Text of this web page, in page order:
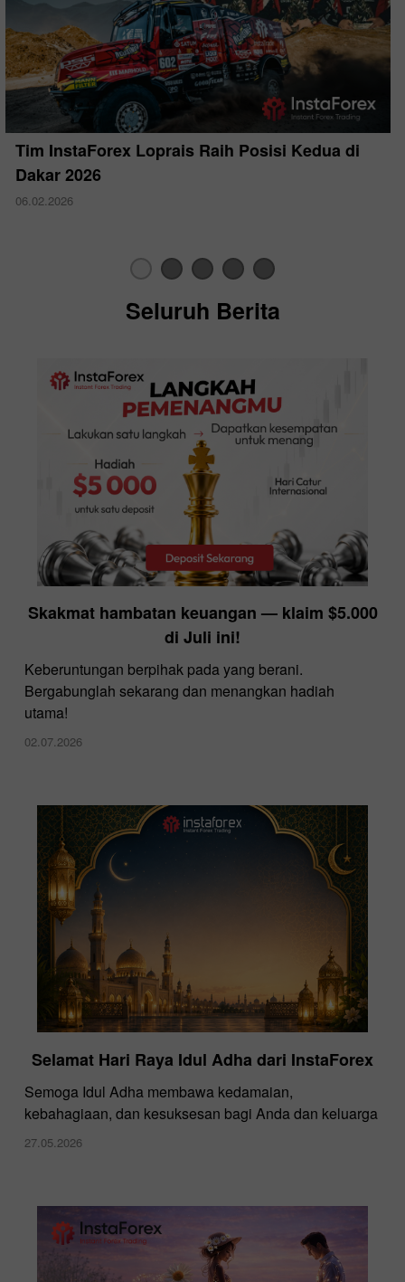
Tim InstaForex Loprais Raih Posisi Kedua di
Dakar 2026
06.02.2026
pasar
28.11.2024
Seluruh Berita
Skakmat hambatan keuangan — klaim $5.000
di Juli ini!
Keberuntungan berpihak pada yang berani.
Bergabunglah sekarang dan menangkan hadiah
utama!
02.07.2026
Selamat Hari Raya Idul Adha dari InstaForex
Semoga Idul Adha membawa kedamaian,
kebahagiaan, dan kesuksesan bagi Anda dan keluarga
27.05.2026